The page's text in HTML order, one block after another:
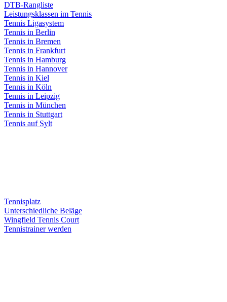
DTB-Rangliste
Leistungsklassen im Tennis
Tennis Ligasystem
Tennis in Berlin
Tennis in Bremen
Tennis in Frankfurt
Tennis in Hamburg
Tennis in Hannover
Tennis in Kiel
Tennis in Köln
Tennis in Leipzig
Tennis in München
Tennis in Stuttgart
Tennis auf Sylt
Tennisplatz
Unterschiedliche Beläge
Wingfield Tennis Court
Tennistrainer werden